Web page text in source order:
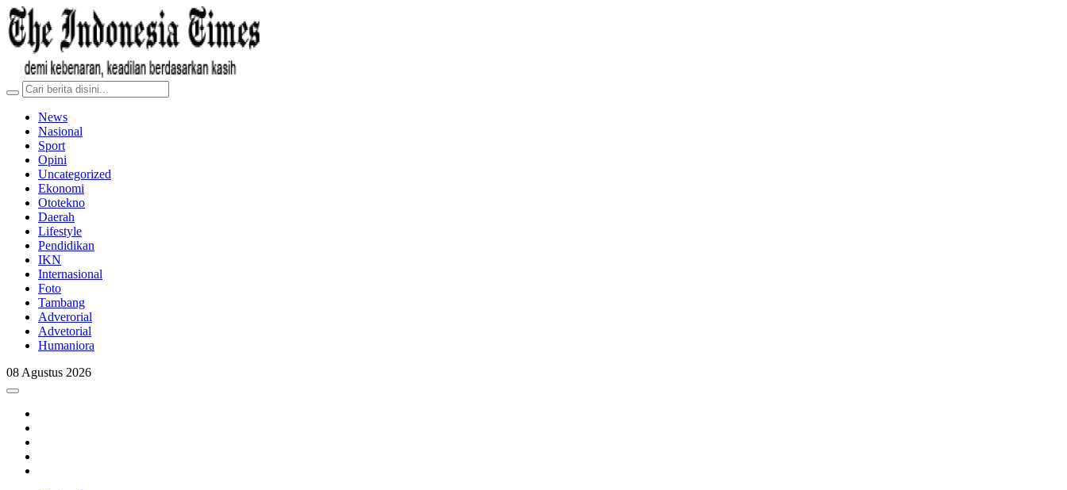
News
Nasional
Sport
Opini
Uncategorized
Ekonomi
Ototekno
Daerah
Lifestyle
Pendidikan
IKN
Internasional
Foto
Tambang
Adverorial
Advetorial
Humaniora
08 Agustus 2026